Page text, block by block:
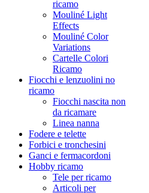
ricamo
Mouliné Light
Effects
Mouliné Color
Variations
Cartelle Colori
Ricamo
Fiocchi e lenzuolini no
ricamo
Fiocchi nascita non
da ricamare
Linea nanna
Fodere e telette
Forbici e tronchesini
Ganci e fermacordoni
Hobby ricamo
Tele per ricamo
Articoli per